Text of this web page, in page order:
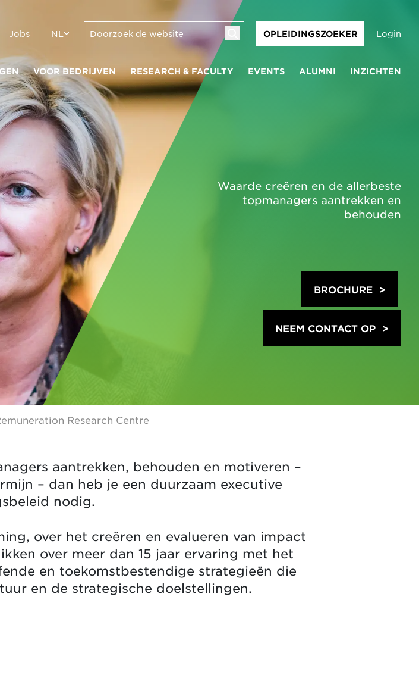
Jobs NL OPLEIDINGSZOEKER Login
VOOR BEDRIJVEN RESEARCH & FACULTY EVENTS ALUMNI INZICHTEN
Waarde creëren en de allerbeste
topmanagers aantrekken en
behouden
BROCHURE
NEEM CONTACT OP
Research Centre
aantrekken, behouden en motiveren –
– dan heb je een duurzaam executive
nodig.
over het creëren en evalueren van impact
over meer dan 15 jaar ervaring met het
en toekomstbestendige strategieën die
en de strategische doelstellingen.